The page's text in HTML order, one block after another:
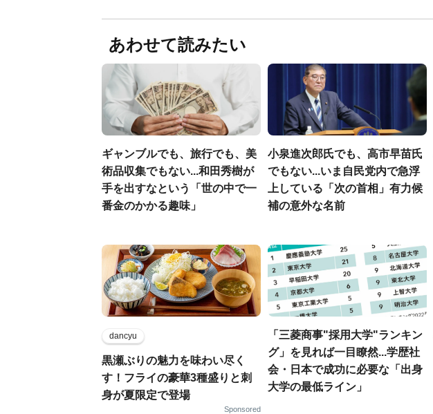
あわせて読みたい
ギャンブルでも、旅行でも、美
術品収集でもない...和田秀樹が
手を出すなという「世の中で一
番金のかかる趣味」
小泉進次郎氏でも、高市早苗氏
でもない...いま自民党内で急浮
上している「次の首相」有力候
補の意外な名前
dancyu
黒瀬ぶりの魅力を味わい尽く
す！フライの豪華3種盛りと刺
身が夏限定で登場
Sponsored
「三菱商事"採用大学"ランキン
グ」を見れば一目瞭然...学歴社
会・日本で成功に必要な「出身
大学の最低ライン」